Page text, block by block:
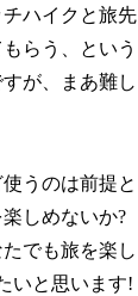
ハイクと旅先
らう、という
が、まあ難し
うのは前提と
しめないか?
でも旅を楽し
いと思います!